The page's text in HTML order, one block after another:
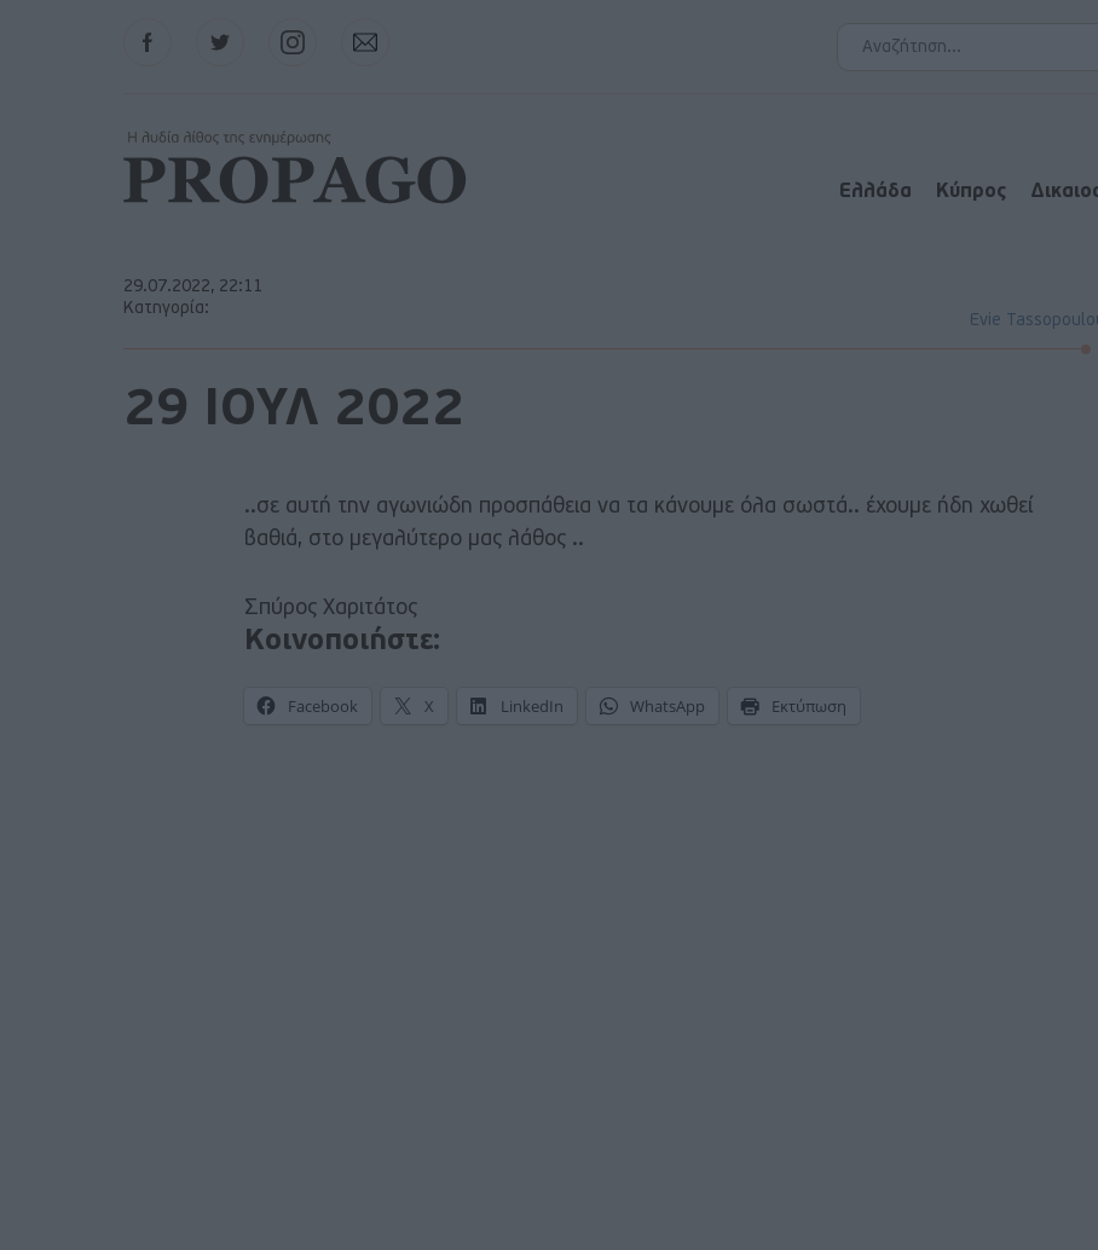
FacebookTwitter InstagramContact
Ελλάδα Κύπρος
29.07.2022, 22:11
Κατηγορία:
Evie
29 ΙΟΥΛ 2022
..σε αυτή την αγωνιώδη προσπάθεια να τα κάνουμε όλα σωστά.. έχουμε ήδη χωθεί
βαθιά, στο μεγαλύτερο μας λάθος ..
Σπύρος Χαριτάτος
Κοινοποιήστε:
Facebook X LinkedIn WhatsApp Εκτύπωση